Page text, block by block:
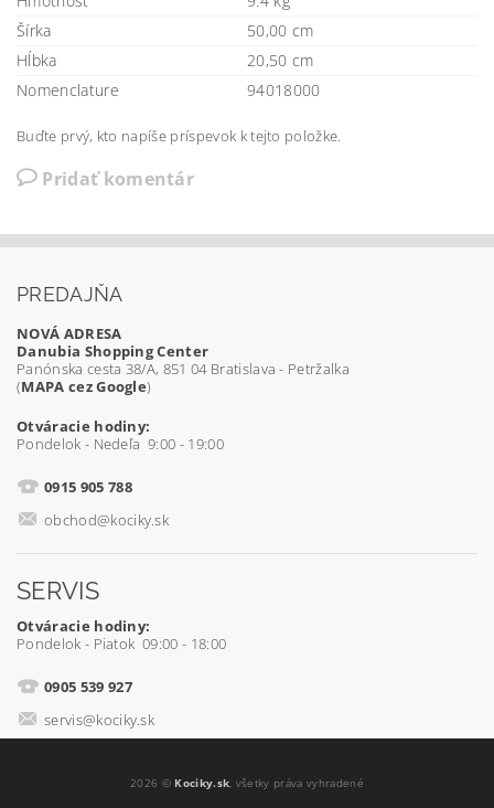
Šírka
50,00 cm
Hĺbka
20,50 cm
Nomenclature
94018000
Buďte prvý, kto napíše príspevok k tejto položke.
Pridať komentár
PREDAJŇA
NOVÁ ADRESA
Danubia Shopping Center
Panónska cesta 38/A, 851 04 Bratislava - Petržalka
(MAPA cez Google)
Otváracie hodiny:
Pondelok - Nedeľa 9:00 - 19:00
0915 905 788
obchod@kociky.sk
SERVIS
Otváracie hodiny:
Pondelok - Piatok 09:00 - 18:00
0905 539 927
servis@kociky.sk
2026 © Kociky.sk, všetky práva vyhradené